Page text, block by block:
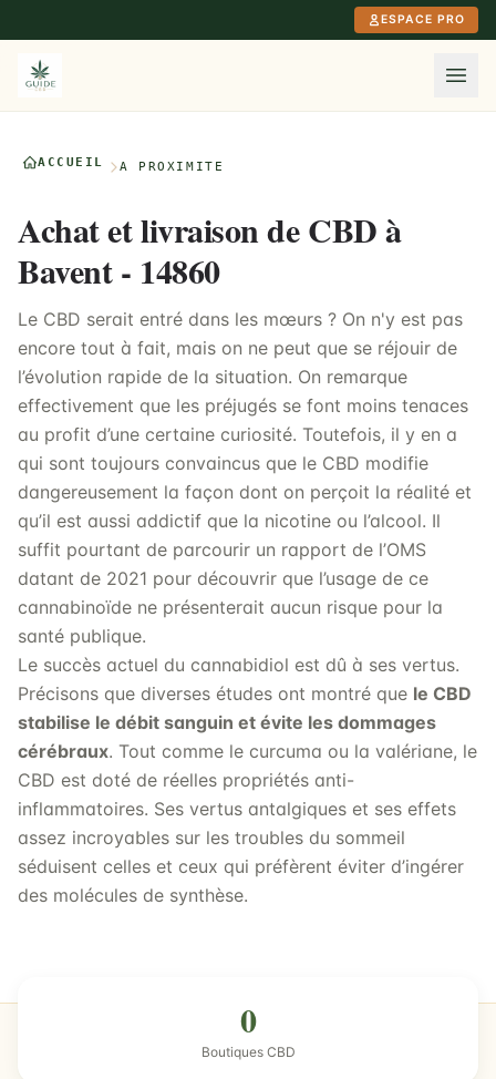
ESPACE PRO
ACCUEIL À PROXIMITÉ
Achat et livraison de CBD à
Bavent - 14860
Le CBD serait entré dans les mœurs ? On n'y est pas
encore tout à fait, mais on ne peut que se réjouir de
l’évolution rapide de la situation. On remarque
effectivement que les préjugés se font moins tenaces
au profit d’une certaine curiosité. Toutefois, il y en a
qui sont toujours convaincus que le CBD modifie
dangereusement la façon dont on perçoit la réalité et
qu’il est aussi addictif que la nicotine ou l’alcool. Il
suffit pourtant de parcourir un rapport de l’OMS
datant de 2021 pour découvrir que l’usage de ce
cannabinoïde ne présenterait aucun risque pour la
santé publique.
Le succès actuel du cannabidiol est dû à ses vertus.
Précisons que diverses études ont montré que le CBD
stabilise le débit sanguin et évite les dommages
cérébraux. Tout comme le curcuma ou la valériane, le
CBD est doté de réelles propriétés anti-
inflammatoires. Ses vertus antalgiques et ses effets
assez incroyables sur les troubles du sommeil
séduisent celles et ceux qui préfèrent éviter d’ingérer
des molécules de synthèse.
0
Boutiques CBD